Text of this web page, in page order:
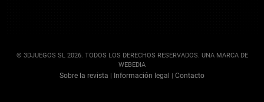
© 3DJUEGOS SL 2026. TODOS LOS DERECHOS RESERVADOS. UNA MARCA DE
WEBEDIA
Sobre la revista | Información legal | Contacto